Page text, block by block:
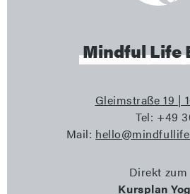
MindfulLife
Gleimstraße 19 |
Tel: +49
Mail:
Direkt zum
Kursplan